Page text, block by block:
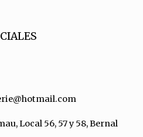
Local 56, 57 y 58, Bernal